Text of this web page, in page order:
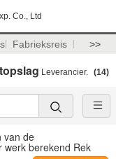
Co., Ltd
Fabrieksreis >>
Leverancier. (14)
van de
werk berekend Rek